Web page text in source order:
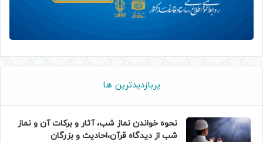
پربازدیدترین ها
نحوه خواندن نماز شب، آثار و برکات آن و نماز
شب از دیدگاه قرآن،احادیث و بزرگان